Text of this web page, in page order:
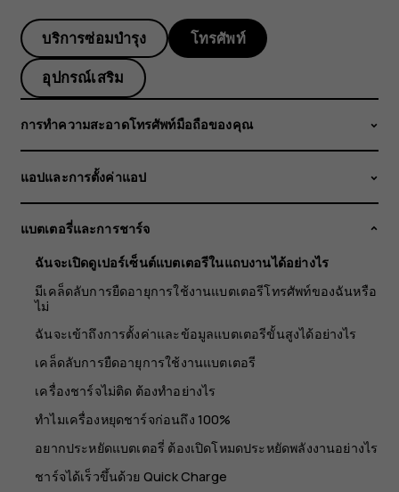
เซ็น
ต์
แบต
เต
อรี
ใน
แถบ
งาน
ได้
อย่างไร
บริการซ่อมบำรุง โทรศัพท์
อุปกรณ์เสริม
การทำความสะอาดโทรศัพท์มือถือของคุณ
แอปและการตั้งค่าแอป
แบตเตอรี่และการชาร์จ
ฉันจะเปิดดูเปอร์เซ็นต์แบตเตอรีในแถบงานได้อย่างไร
มีเคล็ดลับการยืดอายุการใช้งานแบตเตอรีโทรศัพท์ของฉันหรือ
ไม่
ฉันจะเข้าถึงการตั้งค่าและข้อมูลแบตเตอรีขั้นสูงได้อย่างไร
เคล็ดลับการยืดอายุการใช้งานแบตเตอรี
เครื่องชาร์จไม่ติด ต้องทำอย่างไร
ทำไมเครื่องหยุดชาร์จก่อนถึง 100%
อยากประหยัดแบตเตอรี่ ต้องเปิดโหมดประหยัดพลังงานอย่างไร
ชาร์จได้เร็วขึ้นด้วย Quick Charge